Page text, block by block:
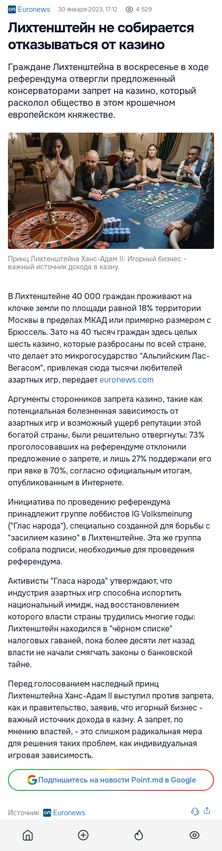
Euronews 30 января 2023, 17:12 4 529
Лихтенштейн не собирается
отказываться от казино
Граждане Лихтенштейна в воскресенье в ходе
референдума отвергли предложенный
консерваторами запрет на казино, который
расколол общество в этом крошечном
европейском княжестве.
Принц Лихтенштейна Ханс-Адам II: Игорный бизнес -
важный источник дохода в казну.
В Лихтенштейне 40 000 граждан проживают на
клочке земли по площади равной 18% территории
Москвы в пределах МКАД или примерно размером с
Брюссель. Зато на 40 тысяч граждан здесь целых
шесть казино, которые разбросаны по всей стране,
что делает это микрогосударство "Альпийским Лас-
Вегасом", привлекая сюда тысячи любителей
азартных игр, передаетeuronews.com
Аргументы сторонников запрета казино, такие как
потенциальная болезненная зависимость от
азартных игр и возможный ущерб репутации этой
богатой страны, были решительно отвергнуты: 73%
проголосовавших на референдуме отклонили
предложение о запрете, и лишь 27% поддержали его
при явке в 70%, согласно официальным итогам,
опубликованным в Интернете.
Инициатива по проведению референдума
принадлежит группе лоббистов IG Volksmeinung
("Глас народа"), специально созданной для борьбы с
"засилием казино" в Лихтенштейне. Эта же группа
собрала подписи, необходимые для проведения
референдума.
Активисты "Гласа народа" утверждают, что
индустрия азартных игр способна испортить
национальный имидж, над восстановлением
которого власти страны трудились многие годы:
Лихтенштейн находился в "чёрном списке"
налоговых гаваней, пока более десяти лет назад
власти не начали смягчать законы о банковской
тайне.
Перед голосованием наследный принц
Лихтенштейна Ханс-Адам II выступил против запрета,
как и правительство, заявив, что игорный бизнес -
важный источник дохода в казну. А запрет, по
мнению властей, - это слишком радикальная мера
для решения таких проблем, как индивидуальная
игровая зависимость.
Подпишитесь на новости Point.md в Google
Источник Euronews